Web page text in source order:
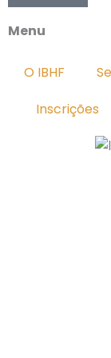
Menu
O IBHF
Inscrições